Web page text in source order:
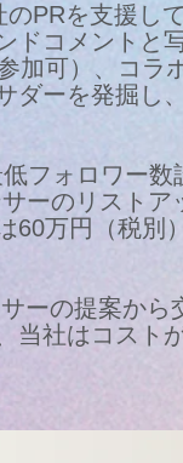
PRを支援し
ドコメントと
加可）、コラ
ーを発掘し
フォロワー
ーのリストア
60万円（税別
ーの提案から
社はコスト